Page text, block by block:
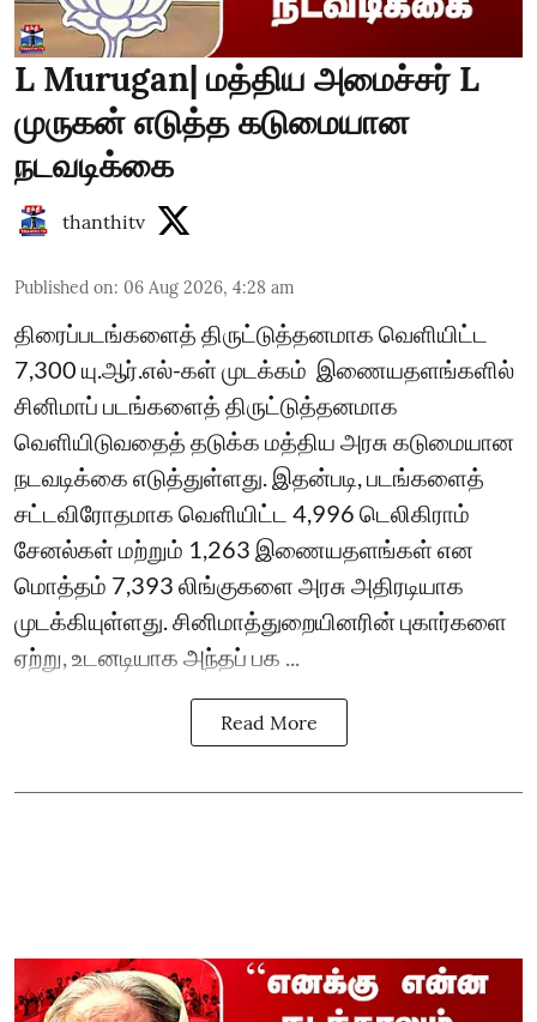
L Murugan| மத்திய அமைச்சர் L
முருகன் எடுத்த கடுமையான
நடவடிக்கை
thanthitv
Published on: 06 Aug 2026, 4:28 am
திரைப்படங்களைத் திருட்டுத்தனமாக வெளியிட்ட
7,300 யு.ஆர்.எல்-கள் முடக்கம் ​ இணையதளங்களில்
சினிமாப் படங்களைத் திருட்டுத்தனமாக
வெளியிடுவதைத் தடுக்க மத்திய அரசு கடுமையான
நடவடிக்கை எடுத்துள்ளது. இதன்படி, படங்களைத்
சட்டவிரோதமாக வெளியிட்ட 4,996 டெலிகிராம்
சேனல்கள் மற்றும் 1,263 இணையதளங்கள் என
மொத்தம் 7,393 லிங்குகளை அரசு அதிரடியாக
முடக்கியுள்ளது. சினிமாத்துறையினரின் புகார்களை
ஏற்று, உடனடியாக அந்தப் பக ...
Read More